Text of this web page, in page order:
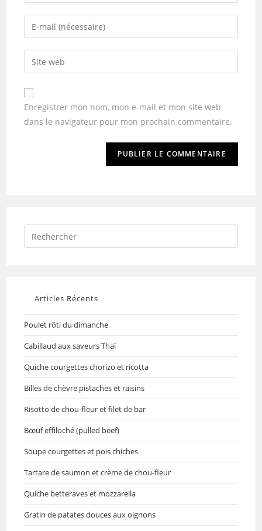
Enregistrer mon nom, mon e-mail et mon site web
dans le navigateur pour mon prochain commentaire.
Articles Récents
Poulet rôti du dimanche
Cabillaud aux saveurs Thaï
Quiche courgettes chorizo et ricotta
Billes de chèvre pistaches et raisins
Risotto de chou-fleur et filet de bar
Bœuf effiloché (pulled beef)
Soupe courgettes et pois chiches
Tartare de saumon et crème de chou-fleur
Quiche betteraves et mozzarella
Gratin de patates douces aux oignons